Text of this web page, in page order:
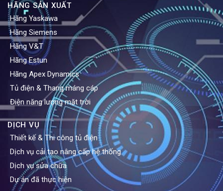
HÃNG SẢN XUẤT
Hãng Yaskawa
Hãng Siemens
Hãng V&T
Hãng Estun
Hãng Apex Dynamics
Tủ điện & Thang máng cáp
Điện năng lượng mặt trời
DỊCH VỤ
Thiết kế & Thi công tủ điện
Dịch vụ cải tạo nâng cấp hệ thống
Dịch vụ sửa chữa
Dự án đã thực hiện